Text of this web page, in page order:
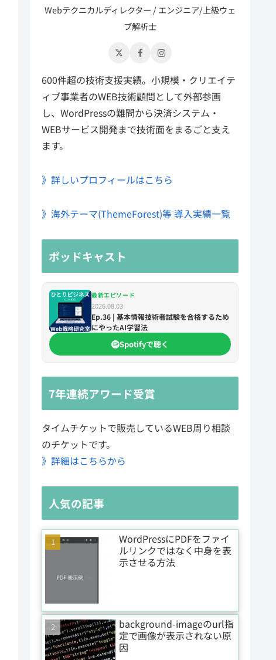
Webテクニカルディレクター / エンジニア/上級ウェ
ブ解析士
600件超の技術支援実績。小規模・クリエイテ
ィブ事業者のWEB技術顧問として外部参画
し、WordPressの難問から決済システム・
WEBサービス開発まで技術面をまるごと支え
ます。
》詳しいプロフィールはこちら
》海外テーマ(ThemeForest)等 導入実績一覧
ポッドキャスト
最新エピソード
2026.08.03
Ep.36 | 基本情報技術者試験を合格するため
にやったAI学習法
Spotifyで聴く
7年連続アワード受賞
タイムチケットで販売しているWEB周り相談
のチケットです。
》詳細はこちらから
人気の記事
WordPressにPDFをファイ
ルリンクではなく中身を表
示させる方法
background-imageのurl指
定で画像が表示されない原
因